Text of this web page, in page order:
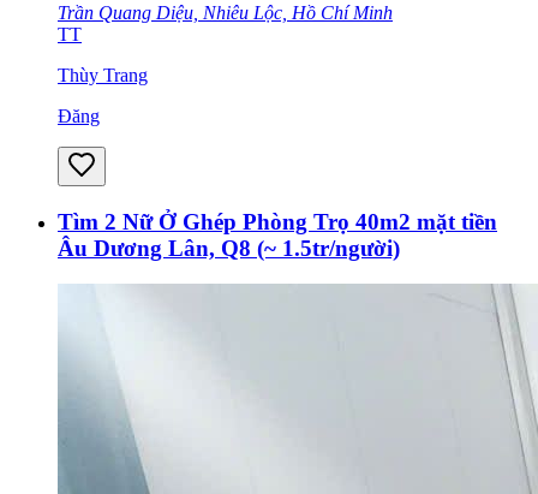
Trần Quang Diệu, Nhiêu Lộc, Hồ Chí Minh
TT
Thùy Trang
Đăng
Tìm 2 Nữ Ở Ghép Phòng Trọ 40m2 mặt tiền
Âu Dương Lân, Q8 (~ 1.5tr/người)